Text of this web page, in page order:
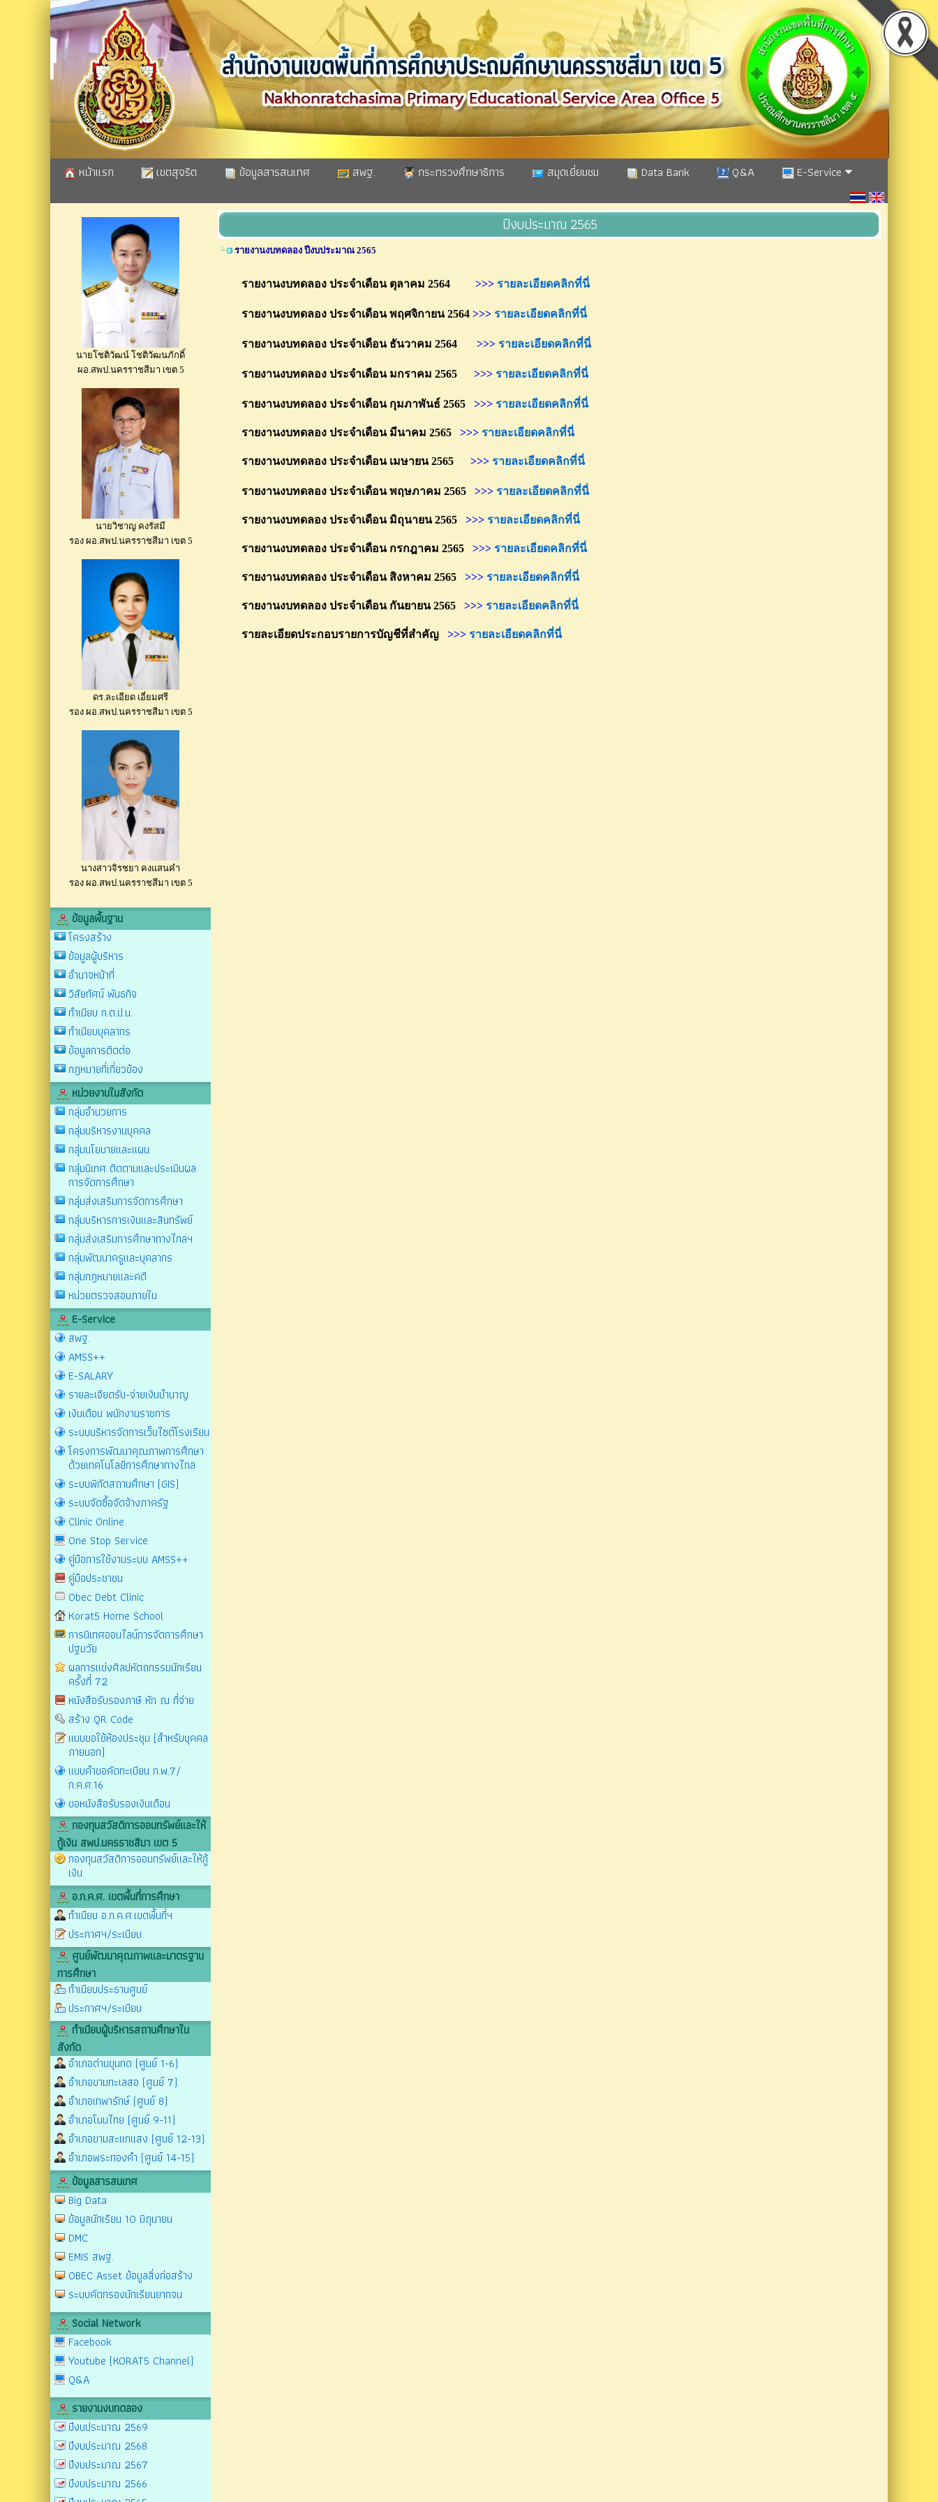
หน้าแรก เขตสุจริต ข้อมูลสารสนเทศ สพฐ. กระทรวงศึกษาธิการ สมุดเยี่ยมชม Data Bank Q&A E-Service
นายโชติวัฒน์ โชติวัฒนภักดิ์
ผอ.สพป.นครราชสีมา เขต 5
นายวิชาญ คงรัสมี
รอง ผอ.สพป.นครราชสีมา เขต 5
ดร.ละเอียด เอี่ยมศรี
รอง ผอ.สพป.นครราชสีมา เขต 5
นางสาวจิรชยา คงแสนคำ
รอง ผอ.สพป.นครราชสีมา เขต 5
ข้อมูลพื้นฐาน
โครงสร้าง
ข้อมูลผู้บริหาร
อำนาจหน้าที่
วิสัยทัศน์ พันธกิจ
ทำเนียบ ก.ต.ป.น.
ทำเนียบบุคลากร
ข้อมูลการติดต่อ
กฎหมายที่เกี่ยวข้อง
หน่วยงานในสังกัด
กลุ่มอำนวยการ
กลุ่มบริหารงานบุคคล
กลุ่มนโยบายและแผน
กลุ่มนิเทศ ติดตามและประเมินผล
การจัดการศึกษา
กลุ่มส่งเสริมการจัดการศึกษา
กลุ่มบริหารการเงินและสินทรัพย์
กลุ่มส่งเสริมการศึกษาทางไกลฯ
กลุ่มพัฒนาครูและบุคลากร
กลุ่มกฎหมายและคดี
หน่วยตรวจสอบภายใน
E-Service
สพฐ.
AMSS++
E-SALARY
รายละเอียดรับ-จ่ายเงินบำนาญ
เงินเดือน พนักงานราชการ
ระบบบริหารจัดการเว็บไซต์โรงเรียน
โครงการพัฒนาคุณภาพการศึกษา
ด้วยเทคโนโลยีการศึกษาทางไกล
ระบบพิกัดสถานศึกษา (GIS)
ระบบจัดซื้อจัดจ้างภาครัฐ
Clinic Online
One Stop Service
คู่มือการใช้งานระบบ AMSS++
คู่มือประชาชน
Obec Debt Clinic
Korat5 Home School
การนิเทศออนไลน์การจัดการศึกษา
ปฐมวัย
ผลการแข่งศิลปหัตถกรรมนักเรียน
ครั้งที่ 72
หนังสือรับรองภาษี หัก ณ ที่จ่าย
สร้าง QR Code
แบบขอใช้ห้องประชุม (สำหรับบุคคล
ภายนอก)
แบบคำขอคัดทะเบียน ก.พ.7/
ก.ค.ศ.16
ขอหนังสือรับรองเงินเดือน
กองทุนสวัสดิการออมทรัพย์และให้
กู้เงิน สพป.นครราชสีมา เขต 5
กองทุนสวัสดิการออมทรัพย์และให้กู้
เงิน
อ.ก.ค.ศ. เขตพื้นที่การศึกษา
ทำเนียบ อ.ก.ค.ศ.เขตพื้นที่ฯ
ประกาศฯ/ระเบียบ
ศูนย์พัฒนาคุณภาพและมาตรฐาน
การศึกษา
ทำเนียบประธานศูนย์
ประกาศฯ/ระเบียบ
ทำเนียบผู้บริหารสถานศึกษาใน
สังกัด
อำเภอด่านขุนทด (ศูนย์ 1-6)
อำเภอขามทะเลสอ (ศูนย์ 7)
อำเภอเทพารักษ์ (ศูนย์ 8)
อำเภอโนนไทย (ศูนย์ 9-11)
อำเภอขามสะแกแสง (ศูนย์ 12-13)
อำเภอพระทองคำ (ศูนย์ 14-15)
ข้อมูลสารสนเทศ
Big Data
ข้อมูลนักเรียน 10 มิถุนายน
DMC
EMIS สพฐ.
OBEC Asset ข้อมูลสิ่งก่อสร้าง
ระบบคัดกรองนักเรียนยากจน
Social Network
Facebook
Youtube (KORAT5 Channel)
Q&A
รายงานงบทดลอง
ปีงบประมาณ 2569
ปีงบประมาณ 2568
ปีงบประมาณ 2567
ปีงบประมาณ 2566
ปีงบประมาณ 2565
รายงานงบทดลอง ปีงบประมาณ 2565
รายงานงบทดลอง ประจำเดือน ตุลาคม 2564 >>> รายละเอียดคลิกที่นี่
รายงานงบทดลอง ประจำเดือน พฤศจิกายน 2564 >>> รายละเอียดคลิกที่นี่
รายงานงบทดลอง ประจำเดือน ธันวาคม 2564 >>> รายละเอียดคลิกที่นี่
รายงานงบทดลอง ประจำเดือน มกราคม 2565 >>> รายละเอียดคลิกที่นี่
รายงานงบทดลอง ประจำเดือน กุมภาพันธ์ 2565 >>> รายละเอียดคลิกที่นี่
รายงานงบทดลอง ประจำเดือน มีนาคม 2565 >>> รายละเอียดคลิกที่นี่
รายงานงบทดลอง ประจำเดือน เมษายน 2565 >>> รายละเอียดคลิกที่นี่
รายงานงบทดลอง ประจำเดือน พฤษภาคม 2565 >>> รายละเอียดคลิกที่นี่
รายงานงบทดลอง ประจำเดือน มิถุนายน 2565 >>> รายละเอียดคลิกที่นี่
รายงานงบทดลอง ประจำเดือน กรกฎาคม 2565 >>> รายละเอียดคลิกที่นี่
รายงานงบทดลอง ประจำเดือน สิงหาคม 2565 >>> รายละเอียดคลิกที่นี่
รายงานงบทดลอง ประจำเดือน กันยายน 2565 >>> รายละเอียดคลิกที่นี่
รายละเอียดประกอบรายการบัญชีที่สำคัญ >>> รายละเอียดคลิกที่นี่